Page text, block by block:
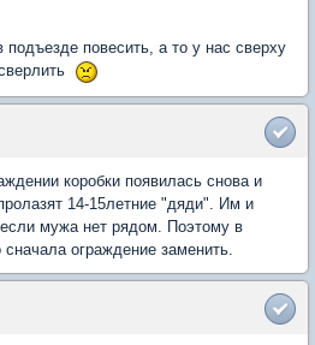
повесить, а то у нас сверху
коробки появилась снова и
14-15летние "дяди". Им и
мужа нет рядом. Поэтому в
ограждение заменить.